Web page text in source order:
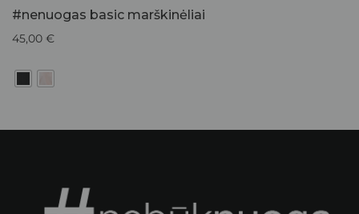
#nenuogas basic marškinėliai
45,00 €